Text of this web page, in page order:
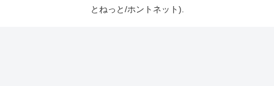
とねっと/ホントネット).